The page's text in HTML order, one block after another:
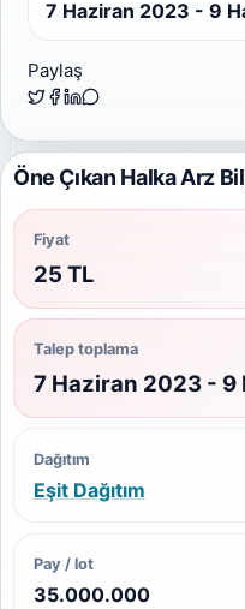
7 Haziran 2023 - 9
Paylaş
Öne Çıkan Halka Arz
Fiyat
25 TL
Talep toplama
7 Haziran 2023 -
Dağıtım
Eşit Dağıtım
Pay / lot
35.000.000